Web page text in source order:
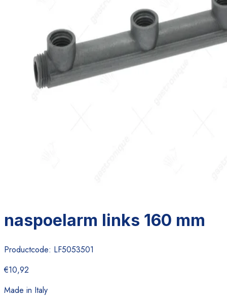
naspoelarm links 160 mm
Productcode: LF5053501
€10,92
Made in Italy